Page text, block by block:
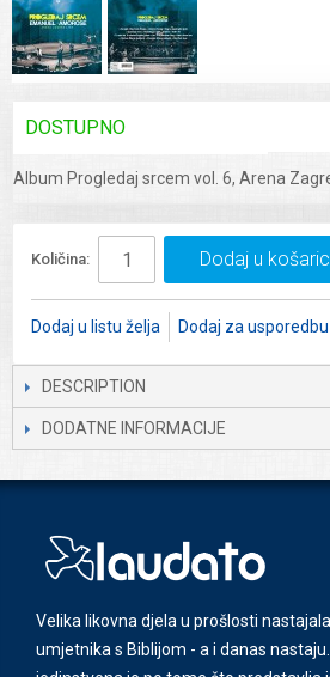
DOSTUPNO
Album Progledaj srcem vol. 6, Arena
Količina: Dodaj u
Dodaj u listu želja Dodaj za usporedbu
DESCRIPTION
DODATNE INFORMACIJE
Velika likovna djela u prošlosti
umjetnika s Biblijom - a i danas